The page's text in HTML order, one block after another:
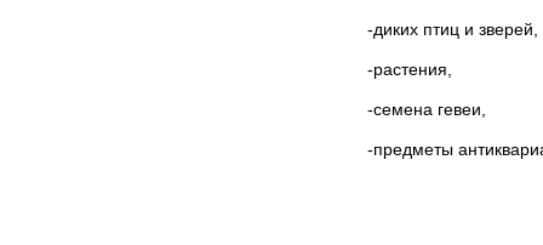
-диких птиц и зверей,
-растения,
-семена гевеи,
-предметы